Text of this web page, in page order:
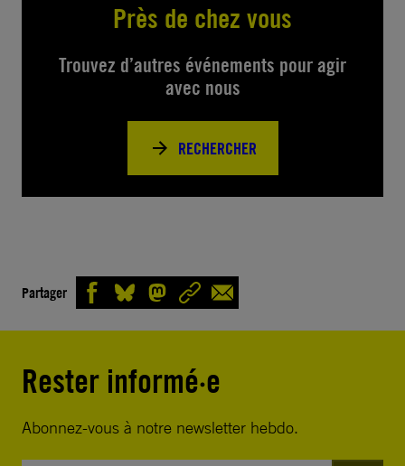
Près de chez vous
Trouvez d’autres événements pour agir
avec nous
RECHERCHER
Partager
Rester informé·e
Abonnez-vous à notre newsletter hebdo.